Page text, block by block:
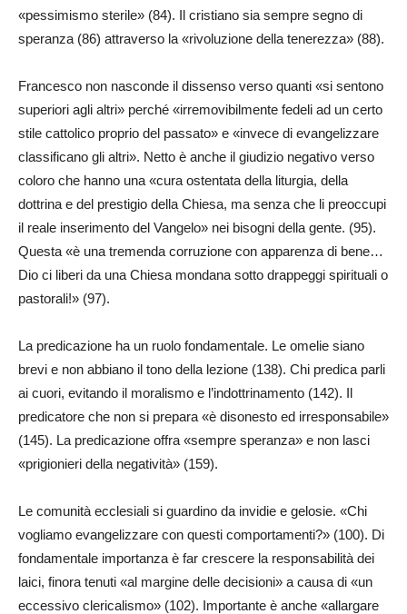
«pessimismo sterile» (84). Il cristiano sia sempre segno di
speranza (86) attraverso la «rivoluzione della tenerezza» (88).
Francesco non nasconde il dissenso verso quanti «si sentono
superiori agli altri» perché «irremovibilmente fedeli ad un certo
stile cattolico proprio del passato» e «invece di evangelizzare
classificano gli altri». Netto è anche il giudizio negativo verso
coloro che hanno una «cura ostentata della liturgia, della
dottrina e del prestigio della Chiesa, ma senza che li preoccupi
il reale inserimento del Vangelo» nei bisogni della gente. (95).
Questa «è una tremenda corruzione con apparenza di bene…
Dio ci liberi da una Chiesa mondana sotto drappeggi spirituali o
pastorali!» (97).
La predicazione ha un ruolo fondamentale. Le omelie siano
brevi e non abbiano il tono della lezione (138). Chi predica parli
ai cuori, evitando il moralismo e l’indottrinamento (142). Il
predicatore che non si prepara «è disonesto ed irresponsabile»
(145). La predicazione offra «sempre speranza» e non lasci
«prigionieri della negatività» (159).
Le comunità ecclesiali si guardino da invidie e gelosie. «Chi
vogliamo evangelizzare con questi comportamenti?» (100). Di
fondamentale importanza è far crescere la responsabilità dei
laici, finora tenuti «al margine delle decisioni» a causa di «un
eccessivo clericalismo» (102). Importante è anche «allargare